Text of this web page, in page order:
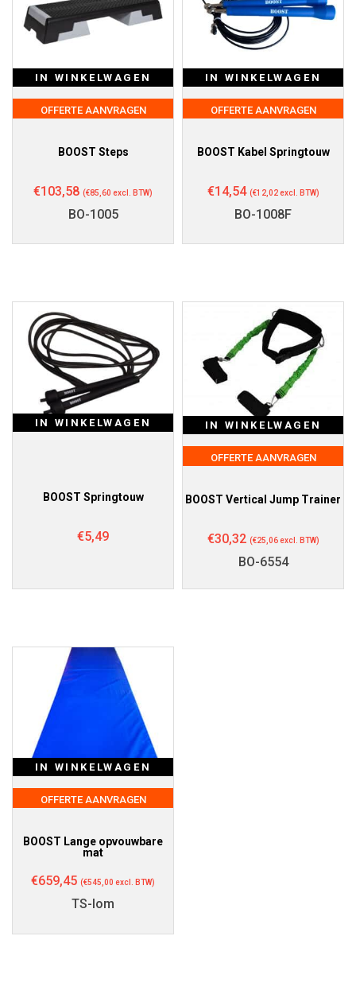
IN WINKELWAGEN
OFFERTE AANVRAGEN
BOOST Steps
€103,58 (€85,60 excl. BTW)
BO-1005
IN WINKELWAGEN
OFFERTE AANVRAGEN
BOOST Kabel Springtouw
€14,54 (€12,02excl. BTW)
BO-1008F
IN WINKELWAGEN
BOOST Springtouw
€5,49
IN WINKELWAGEN
OFFERTE AANVRAGEN
BOOST Vertical Jump Trainer
€30,32 (€25,06excl. BTW)
BO-6554
IN WINKELWAGEN
OFFERTE AANVRAGEN
BOOST Lange opvouwbare
mat
€659,45 (€545,00 excl. BTW)
TS-lom